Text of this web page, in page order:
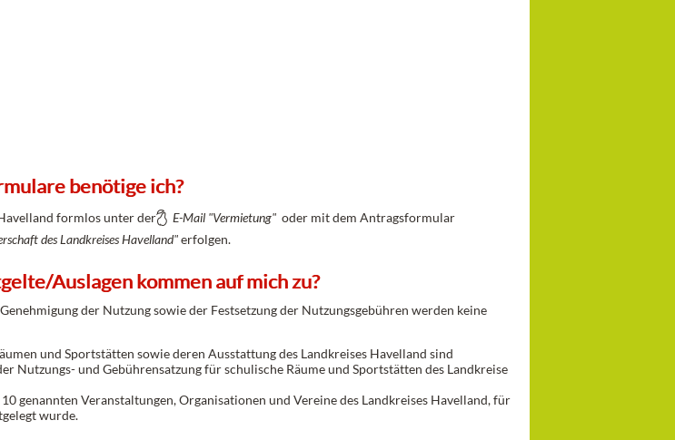
benötige ich?
formlos unter der E-Mail "Vermietung" oder mit dem Antragsformular
des Landkreises Havelland"erfolgen.
Auslagen kommen auf mich zu?
der Nutzung sowie der Festsetzung der Nutzungsgebühren werden keine
und Sportstätten sowie deren Ausstattung des Landkreises Havelland sind
Nutzungs- und Gebührensatzung für schulische Räume und Sportstätten des Landkreise
genannten Veranstaltungen, Organisationen und Vereine des Landkreises Havelland, für
wurde.